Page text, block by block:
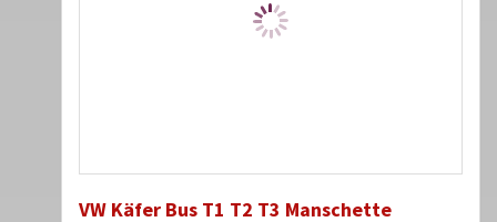
VW Käfer Bus T1 T2 T3 Manschette